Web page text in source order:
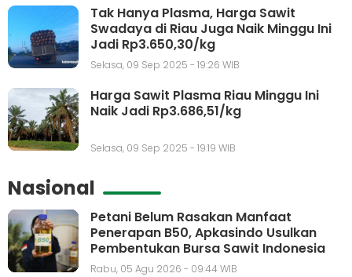
Tak Hanya Plasma, Harga Sawit
Swadaya di Riau Juga Naik Minggu Ini
Jadi Rp3.650,30/kg
Selasa, 09 Sep 2025 - 19:26 WIB
Harga Sawit Plasma Riau Minggu Ini
Naik Jadi Rp3.686,51/kg
Selasa, 09 Sep 2025 - 19:19 WIB
Nasional
Petani Belum Rasakan Manfaat
Penerapan B50, Apkasindo Usulkan
Pembentukan Bursa Sawit Indonesia
Rabu, 05 Agu 2026 - 09:44 WIB